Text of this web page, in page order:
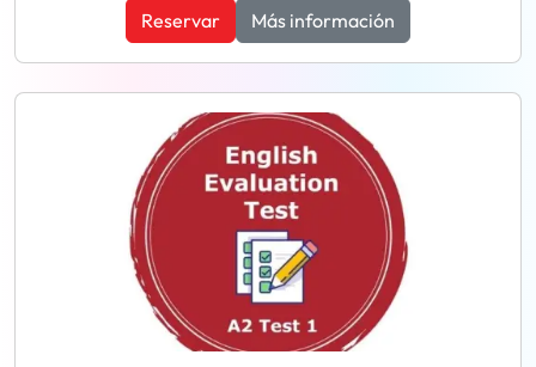
Reservar Más información